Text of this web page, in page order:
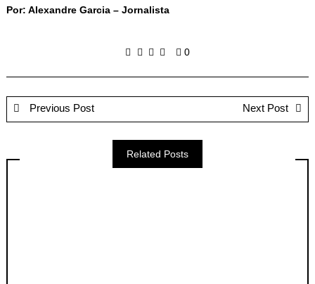
Por: Alexandre Garcia – Jornalista
0
Previous Post Next Post
Related Posts